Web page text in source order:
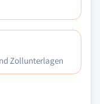
Zollunterlagen